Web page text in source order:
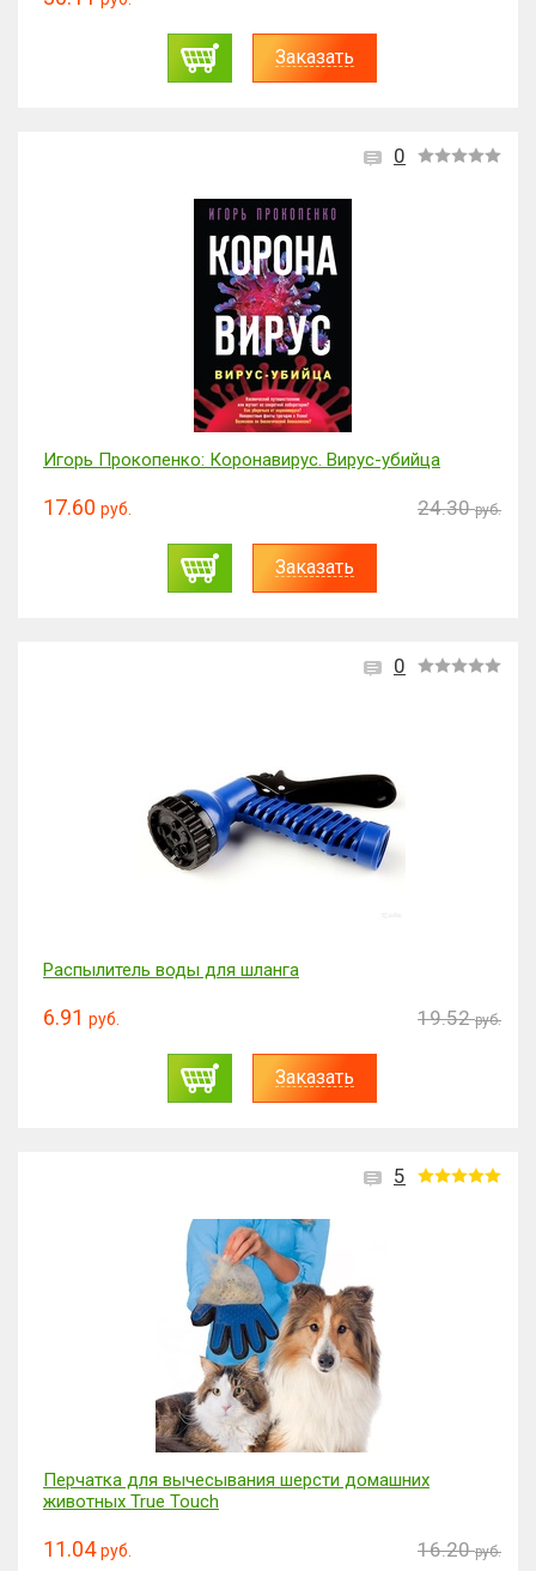
Заказать
0
Игорь Прокопенко: Коронавирус. Вирус-убийца
17.60 руб. 24.30 руб.
Заказать
0
Распылитель воды для шланга
6.91 руб. 19.52 руб.
Заказать
5
Перчатка для вычесывания шерсти домашних
животных True Touch
11.04 руб. 16.20 руб.